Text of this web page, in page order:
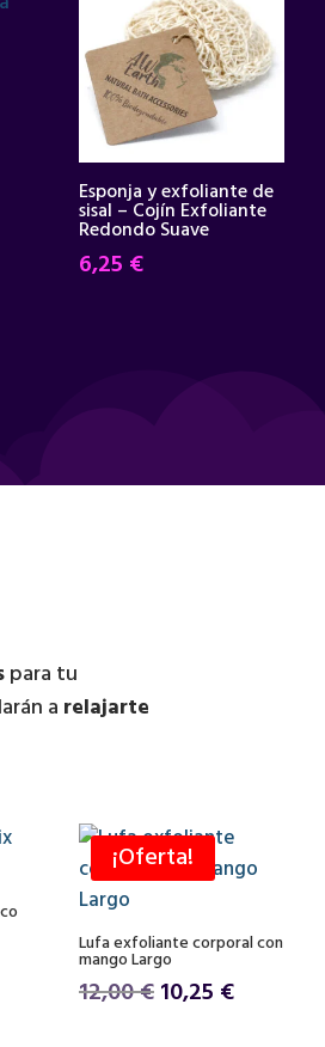
Esponja y exfoliante de
sisal – Cojín Exfoliante
Redondo Suave
6,25 €
para tu
a relajarte
¡Oferta!
Lufa exfoliante corporal con
mango Largo
12,00€El
10,25 €El